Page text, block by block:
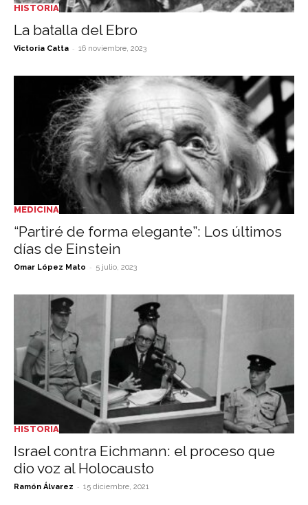
HISTORIA
La batalla del Ebro
Victoria Catta - 16 noviembre, 2023
MEDICINA
“Partiré de forma elegante”: Los últimos
días de Einstein
Omar López Mato - 5 julio, 2023
HISTORIA
Israel contra Eichmann: el proceso que
dio voz al Holocausto
Ramón Álvarez - 15 diciembre, 2021